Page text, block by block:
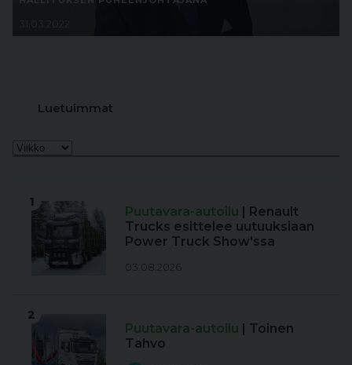
Luetuimmat
1
Puutavara-autoilu | Renault
Trucks esittelee uutuuksiaan
Power Truck Show'ssa
03.08.2026
2
Puutavara-autoilu | Toinen
Tahvo